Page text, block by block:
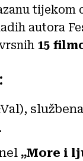
tijekom
autora
15
službena
„More i